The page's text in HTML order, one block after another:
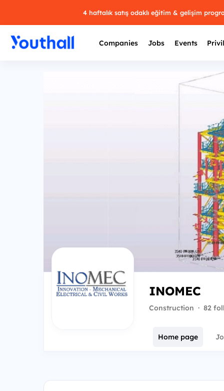
4 haftalık satış odaklı eğitim & gelişim
Companies Jobs Events
INOMEC
Construction · 82
Home page